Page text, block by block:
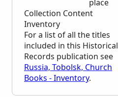
place
Collection Content
Inventory
For a list of all the titles
included in this Historical
Records publication see
Russia, Tobolsk, Church
Books - Inventory.